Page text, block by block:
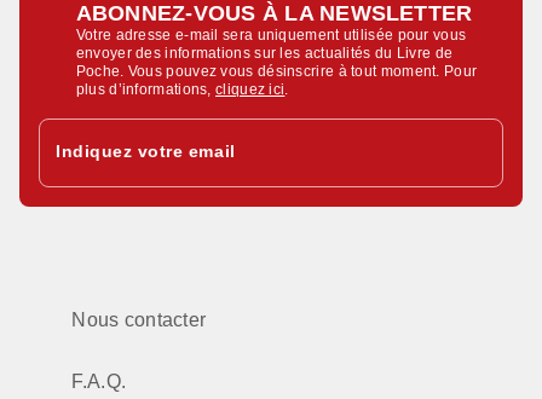
ABONNEZ-VOUS À LA NEWSLETTER
Votre adresse e-mail sera uniquement utilisée pour vous
envoyer des informations sur les actualités du Livre de
Poche. Vous pouvez vous désinscrire à tout moment. Pour
plus d’informations,cliquez ici.
Indiquez votre email
Nous contacter
F.A.Q.